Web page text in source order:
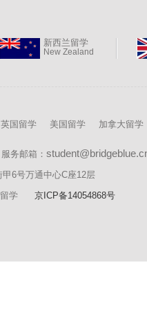
新西兰留学
New Zealand
英国留学 美国留学 加拿大留学
务邮箱：
6号万通中心C座12层
留学 京ICP备14054868号